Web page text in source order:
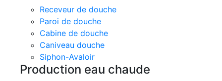
Receveur de douche
Paroi de douche
Cabine de douche
Caniveau douche
Siphon-Avaloir
Production eau chaude